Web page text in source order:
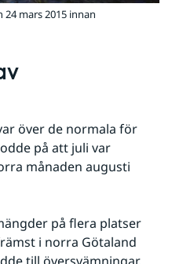
mars 2015 innan
över de normala för
på att juli var
månaden augusti
på flera platser
i norra Götaland
till översvämningar.